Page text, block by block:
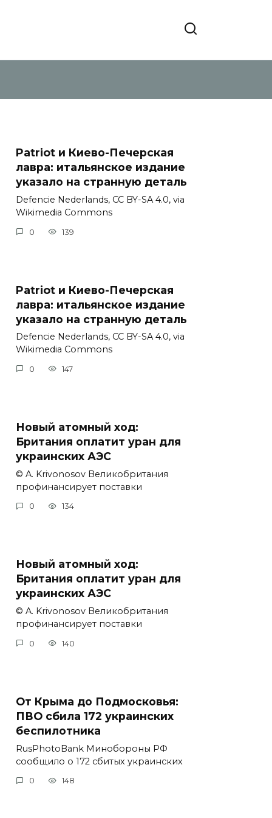
Patriot и Киево-Печерская
лавра: итальянское издание
указало на странную деталь
Defencie Nederlands, CC BY-SA 4.0, via
Wikimedia Commons
0 139
Patriot и Киево-Печерская
лавра: итальянское издание
указало на странную деталь
Defencie Nederlands, CC BY-SA 4.0, via
Wikimedia Commons
0 147
Новый атомный ход:
Британия оплатит уран для
украинских АЭС
© A. Krivonosov Великобритания
профинансирует поставки
0 134
Новый атомный ход:
Британия оплатит уран для
украинских АЭС
© A. Krivonosov Великобритания
профинансирует поставки
0 140
От Крыма до Подмосковья:
ПВО сбила 172 украинских
беспилотника
RusPhotoBank Минобороны РФ
сообщило о 172 сбитых украинских
0 148